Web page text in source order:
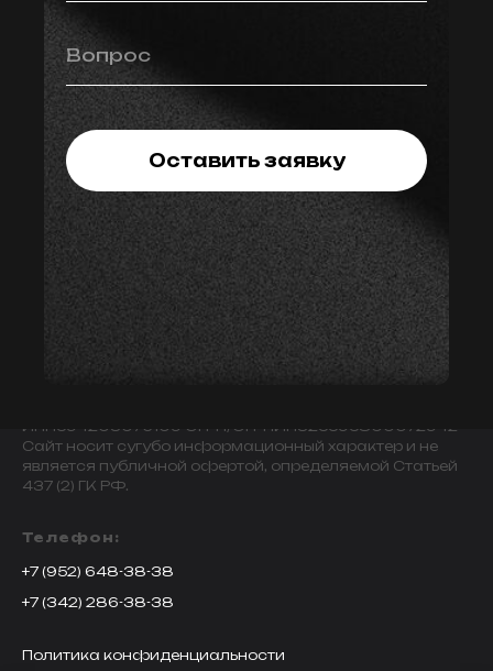
Вопрос
Оставить заявку
ИНН594203076109 ОГРН/ОГРНИП325595800072942
Сайт носит сугубо информационный характер и не
является публичной офертой, определяемой Статьей
437 (2) ГК РФ.
Телефон:
+7 (952) 648-38-38
+7 (342) 286-38-38
Политика конфиденциальности